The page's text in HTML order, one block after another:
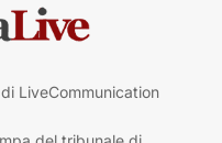
LiveCommunication